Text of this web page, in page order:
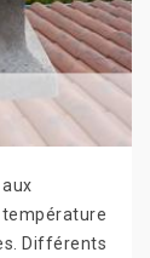
température
Différents